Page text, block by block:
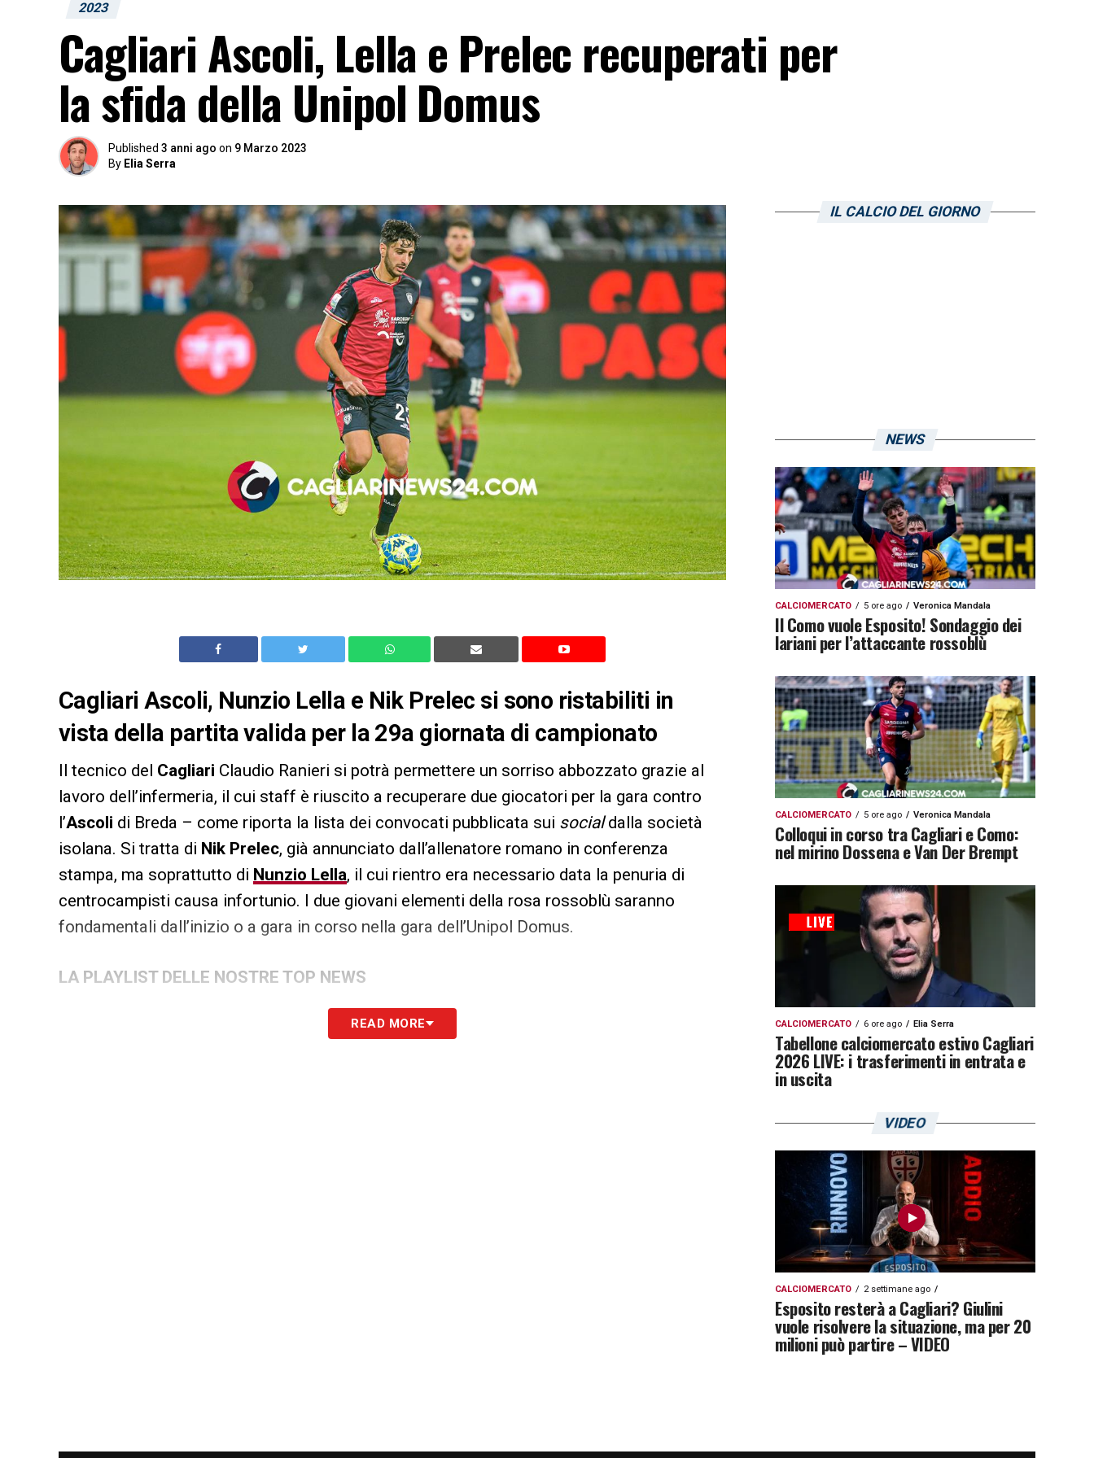
2023
Cagliari Ascoli, Lella e Prelec recuperati per
la sfida della Unipol Domus
Published 3 anni ago on 9 Marzo 2023
By Elia Serra
Cagliari Ascoli, Nunzio Lella e Nik Prelec si sono ristabiliti in
vista della partita valida per la 29a giornata di campionato
Il tecnico del Cagliari Claudio Ranieri si potrà permettere un sorriso abbozzato grazie al
lavoro dell’infermeria, il cui staff è riuscito a recuperare due giocatori per la gara contro
l’Ascoli di Breda – come riporta la lista dei convocati pubblicata sui socialdalla società
isolana. Si tratta di Nik Prelec, già annunciato dall’allenatore romano in conferenza
stampa, ma soprattutto di Nunzio Lella, il cui rientro era necessario data la penuria di
centrocampisti causa infortunio. I due giovani elementi della rosa rossoblù saranno
fondamentali dall’inizio o a gara in corso nella gara dell’Unipol Domus.
LA PLAYLIST DELLE NOSTRE TOP NEWS
READ MORE
IL CALCIO DEL GIORNO
NEWS
CALCIOMERCATO 5 ore ago Veronica Mandala
Il Como vuole Esposito! Sondaggio dei
lariani per l’attaccante rossoblù
CALCIOMERCATO 5 ore ago Veronica Mandala
Colloqui in corso tra Cagliari e Como:
nel mirino Dossena e Van Der Brempt
CALCIOMERCATO 6 ore ago Elia Serra
Tabellone calciomercato estivo Cagliari
2026 LIVE: i trasferimenti in entrata e
in uscita
VIDEO
CALCIOMERCATO 2 settimane ago
Esposito resterà a Cagliari? Giulini
vuole risolvere la situazione, ma per 20
milioni può partire – VIDEO